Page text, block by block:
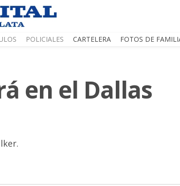
POLICIALES CARTELERA FOTOS DE
en el Dallas